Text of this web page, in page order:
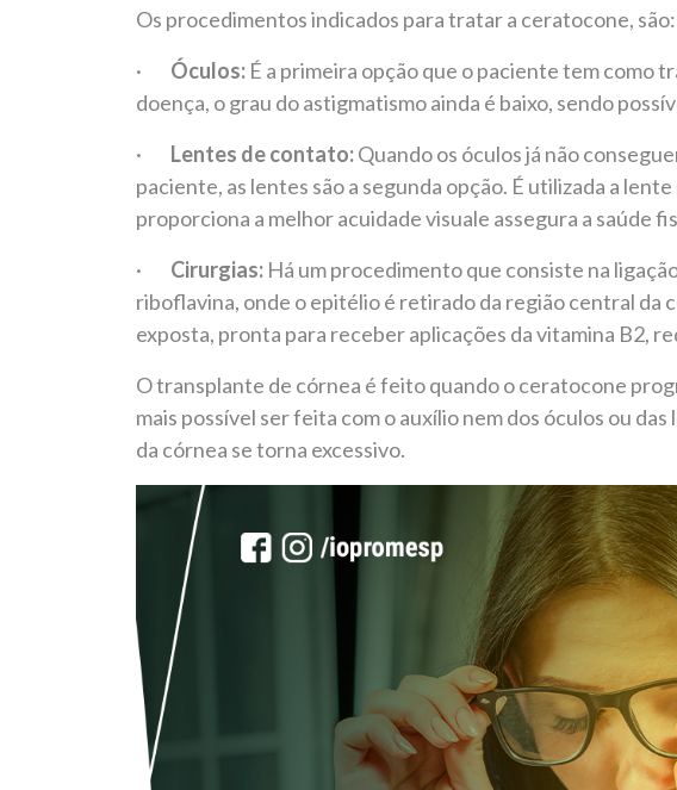
Os procedimentos indicados para tratar a ceratocone, são:
· Óculos: É a primeira opção que o paciente tem como
doença, o grau do astigmatismo ainda é baixo, sendo
· Lentes de contato:Quando os óculos já não
paciente, as lentes são a segunda opção. É utilizada a
proporciona a melhor acuidade visuale assegura a saúde
· Cirurgias: Há um procedimento que consiste na
riboflavina, onde o epitélio é retirado da região central da
exposta, pronta para receber aplicações da vitamina B2,
O transplante de córnea é feito quando o ceratocone
mais possível ser feita com o auxílio nem dos óculos ou
da córnea se torna excessivo.